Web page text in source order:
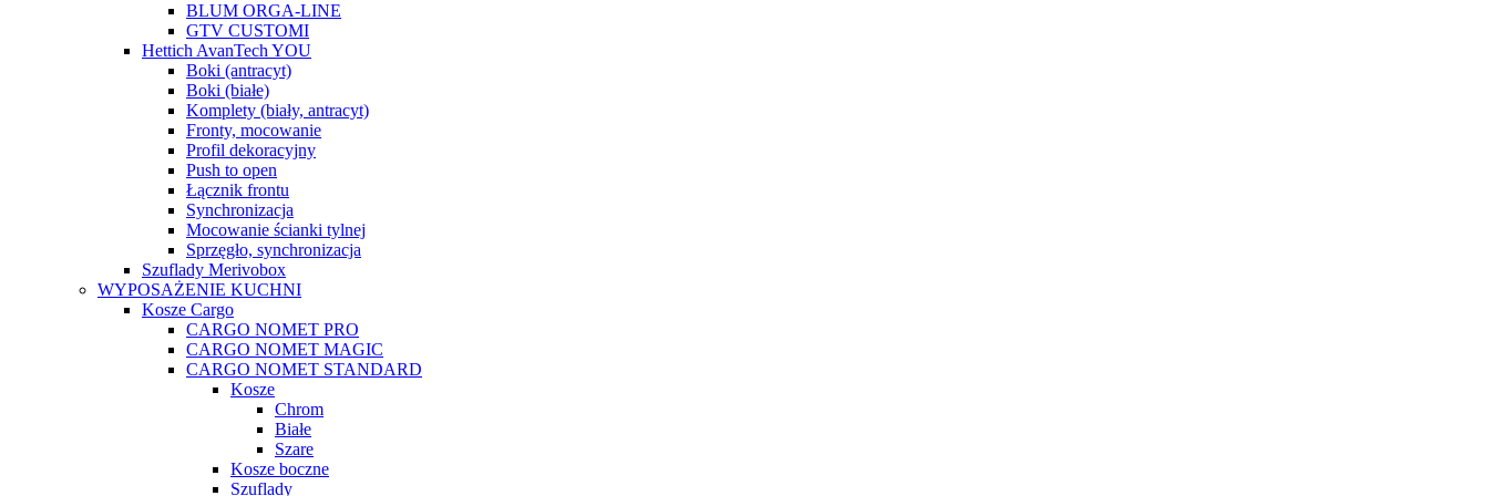
BLUM ORGA-LINE
GTV CUSTOMI
Hettich AvanTech YOU
Boki (antracyt)
Boki (białe)
Komplety (biały, antracyt)
Fronty, mocowanie
Profil dekoracyjny
Push to open
Łącznik frontu
Synchronizacja
Mocowanie ścianki tylnej
Sprzęgło, synchronizacja
Szuflady Merivobox
WYPOSAŻENIE KUCHNI
Kosze Cargo
CARGO NOMET PRO
CARGO NOMET MAGIC
CARGO NOMET STANDARD
Kosze
Chrom
Białe
Szare
Kosze boczne
Szuflady